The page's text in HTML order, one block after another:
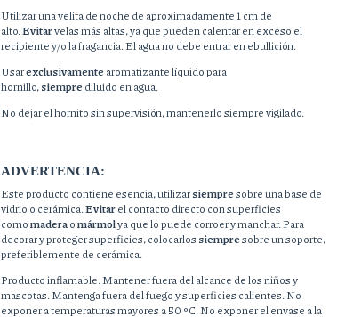
Utilizar una velita de noche de aproximadamente 1 cm de
alto.Evitarvelas más altas, ya que pueden calentar en exceso el
recipiente y/o la fragancia. El agua no debe entrar en ebullición.
Usarexclusivamente aromatizante líquido para
hornillo,siempre diluido en agua.
No dejar el hornito sin supervisión, mantenerlo siempre vigilado.
ADVERTENCIA:
Este producto contiene esencia, utilizarsiempresobre una base de
vidrio o cerámica.Evitarel contacto directo con superficies
comomaderaomármolya que lo puede corroer y manchar. Para
decorar y proteger superficies, colocarlos siempresobre un soporte,
preferiblemente de cerámica.
Producto inflamable. Mantener fuera del alcance de los niños y
mascotas. Mantenga fuera del fuego y superficies calientes. No
exponer a temperaturas mayores a 50 °C. No exponer el envase a la